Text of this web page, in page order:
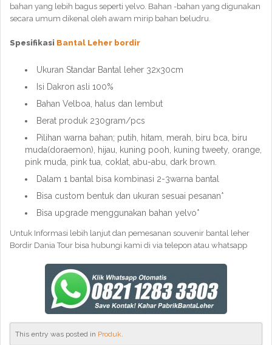
bahan yang lebih bagus seperti yelvo. Bahan -bahan yang digunakan
secara umum dikenal oleh awam mirip bahan beludru.
Spesifikasi Bantal Leher bordir
Ukuran Standar Bantal leher 32x30cm
Isi Dakron asli 100%
Bahan Velboa, halus dan lembut
Berat produk 230gram/pcs
Pilihan warna bahan; putih, hitam, merah, biru bca, biru
muda(doraemon), hijau, kuning pooh, kuning tweety, orange,
pink muda, pink tua, coklat, abu-abu, dark brown.
Dalam 1 bantal bisa kombinasi 2-3warna bantal
Bisa custom bentuk dan ukuran sesuai pesanan*
Bisa upgrade menggunakan bahan yelvo*
Untuk Informasi lebih lanjut dan pemesanan souvenir bantal leher
Bordir Dania Tour bisa hubungi kami di via telepon atau whatsapp
This entry was posted in Produk.